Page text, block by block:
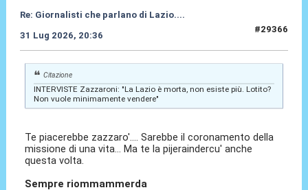
Re: Giornalisti che parlano di Lazio....
31 Lug 2026, 20:36
#29366
Citazione
INTERVISTE Zazzaroni: "La Lazio è morta, non esiste più. Lotito?
Non vuole minimamente vendere"
Te piacerebbe zazzaro'.... Sarebbe il coronamento della
missione di una vita... Ma te la pijeraindercu' anche
questa volta.
Sempre riommammerda